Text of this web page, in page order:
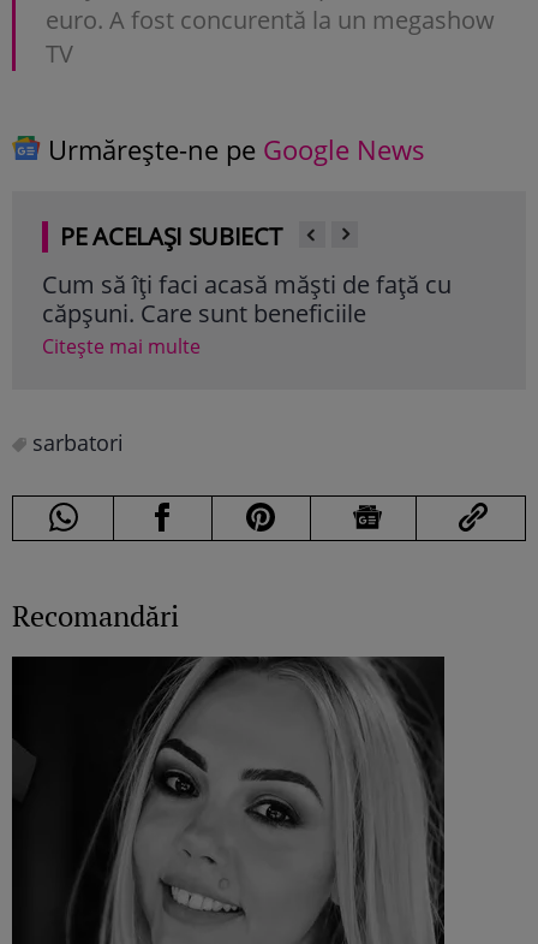
euro. A fost concurentă la un megashow
TV
Urmărește-ne pe Google News
PE ACELAȘI SUBIECT
Cum să îţi faci acasă măşti de faţă cu
căpşuni. Care sunt beneficiile
Citește mai multe
sarbatori
Recomandări